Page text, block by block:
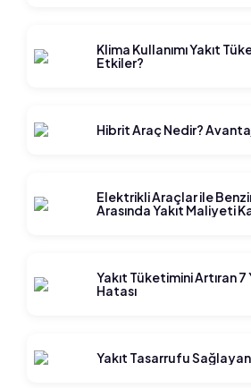
Klima Kullanımı Yakıt
Etkiler?
Hibrit Araç Nedir?
Elektrikli Araçlar ile
Arasında Yakıt Maliyeti
Yakıt Tüketimini Artıran 7
Hatası
Yakıt Tasarrufu